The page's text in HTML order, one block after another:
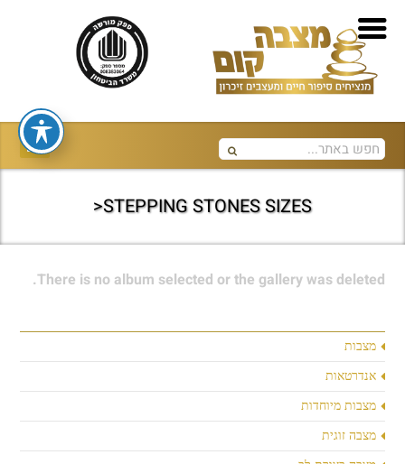
STEPPING STONES SIZES<
מצבות
אנדרטאות
מצבות מיוחדות
מצבה זוגית
There is no album selected or the gallery was deleted.